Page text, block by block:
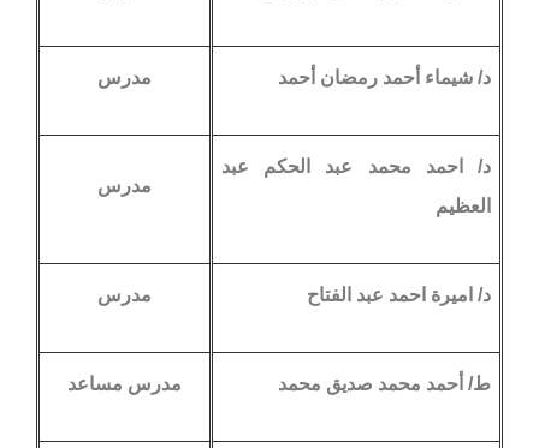
د/ شيماء أحمد رمضان أحمد مدرس
د/ احمد محمد عبد الحكم عبد
العظيم
مدرس
د/ اميرة احمد عبد الفتاح مدرس
ط/ أحمد محمد صديق محمد مدرس مساعد